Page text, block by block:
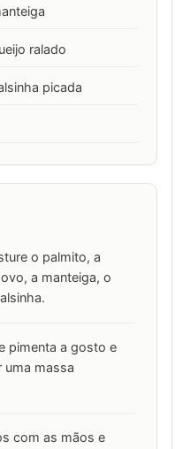
ralado
picada
o palmito, a
a manteiga, o
pimenta a gosto e
uma massa
com as mãos e